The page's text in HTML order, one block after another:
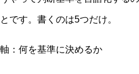
です。書くのは5つだけ。
：何を基準に決めるか